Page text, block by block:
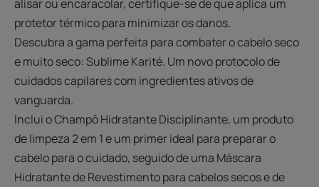
alisar ou encaracolar, certifique-se de que aplica um
protetor térmico para minimizar os danos.
Descubra a gama perfeita para combater o cabelo seco
e muito seco: Sublime Karité. Um novo protocolo de
cuidados capilares com ingredientes ativos de
vanguarda.
Inclui o Champô Hidratante Disciplinante, um produto
de limpeza 2 em 1 e um primer ideal para preparar o
cabelo para o cuidado, seguido de uma Máscara
Hidratante de Revestimento para cabelos secos e de